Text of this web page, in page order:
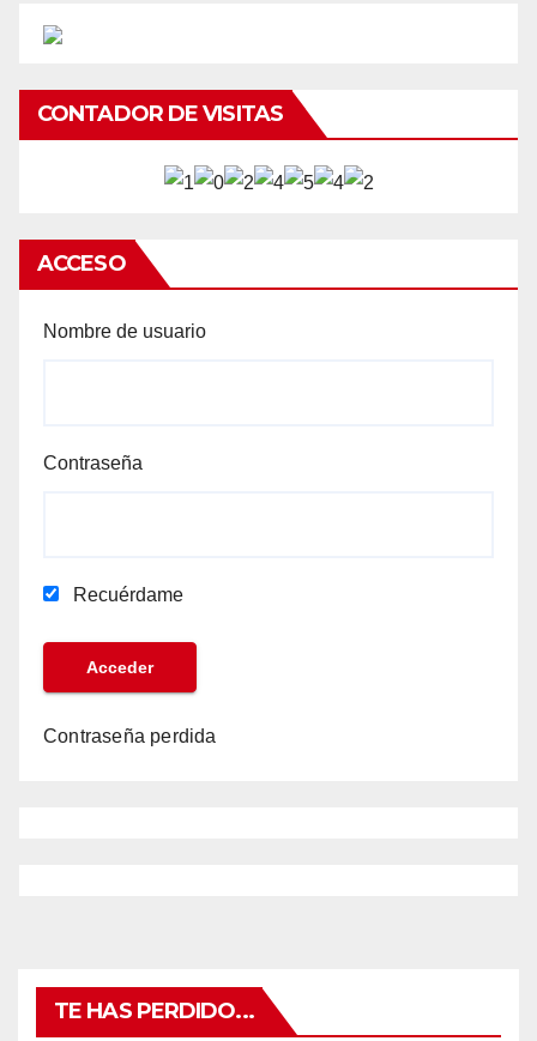
CONTADOR DE VISITAS
ACCESO
Nombre de usuario
Contraseña
Recuérdame
Contraseña perdida
TE HAS PERDIDO...